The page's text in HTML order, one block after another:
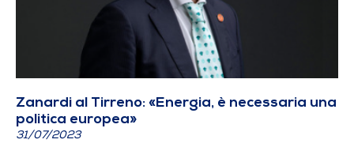
Zanardi al Tirreno: «Energia, è necessaria una
politica europea»
31/07/2023